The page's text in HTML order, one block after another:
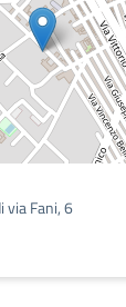
via Fani, 6